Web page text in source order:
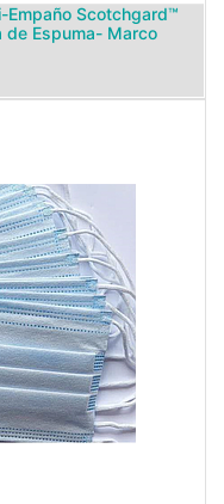
Empaño Scotchgard™
de Espuma- Marco